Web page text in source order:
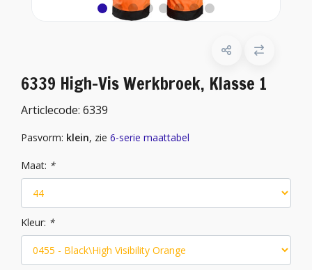
6339 High-Vis Werkbroek, Klasse 1
Articlecode: 6339
Pasvorm: klein, zie 6-serie maattabel
Maat: *
Kleur: *